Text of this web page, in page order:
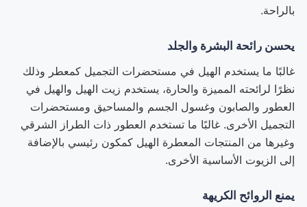
بالراحة.
يحسن رائحة البشرة والجلد
غالبًا ما يستخدم الهيل في مستحضرات التجميل كمعطر وذلك
نظرًا لرائحته المميزة والحارة، يستخدم زيت الهيل والهيل في
العطور والصابون وغسول الجسم والمساحيق ومستحضرات
التجميل الأخرى. غالبًا ما تستخدم العطور ذات الطراز الشرقي
وغيرها من المنتجات المعطرة الهيل كمكون رئيسي بالإضافة
إلى الزيوت الأساسية الأخرى.
يمنع الروائح الكريهة